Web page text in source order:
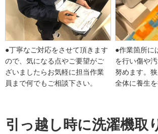
●丁寧なご対応をさせて頂きます
ので、気になる点やご要望がご
ざいましたらお気軽に担当作業
員まで何でもご相談下さい。
●作業箇所に
を行い傷や
努めます。
全体に養生を
引っ越し時に洗濯機取